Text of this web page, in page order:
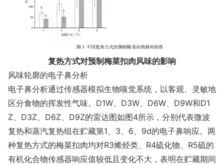
复热方式对预制梅菜扣肉风味的影响
风味轮廓的电子鼻分析
电子鼻分析通过传感器模拟生物嗅觉系统，以客观、灵敏地
区分食物的挥发性气味。D1W、D3W、D6W、D9W和D1
Z、D3Z、D6Z、D9Z的雷达图如图4所示，分别代表微波
复热和蒸汽复热组在贮藏第1、3、6、9d的电子鼻响应。两
种复热方式的梅菜扣肉均对R3烯烃类、R4硫化物、R5硫的
有机化合物传感器响应值较低且变化不大，表明在贮藏期间